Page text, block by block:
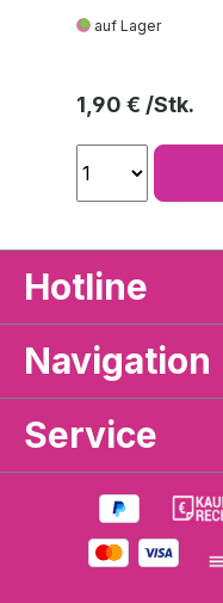
auf Lager
Regulärer Preis:
1,90 €
Hotline
Navigation
Service